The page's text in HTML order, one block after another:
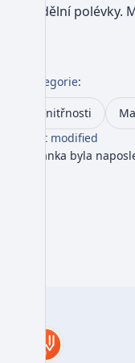
nedělní
Kategorie:
Vnitřnosti
Last modified
Stránka byla